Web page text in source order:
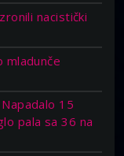
nacistički
mladunče
15
pala sa 36 na